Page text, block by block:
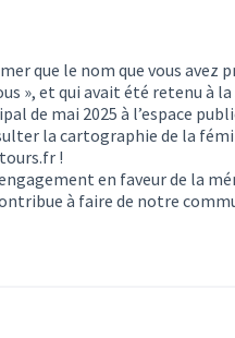
que le nom que vous avez
», et qui avait été retenu à
de mai 2025 à l’espace
la cartographie de la
!
en faveur de la
à faire de notre